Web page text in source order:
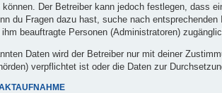
Der Betreiber kann jedoch festlegen, dass
du Fragen dazu hast, suche nach
beauftragte Personen (Administratoren)
Daten wird der Betreiber nur mit deiner
verpflichtet ist oder die Daten zur